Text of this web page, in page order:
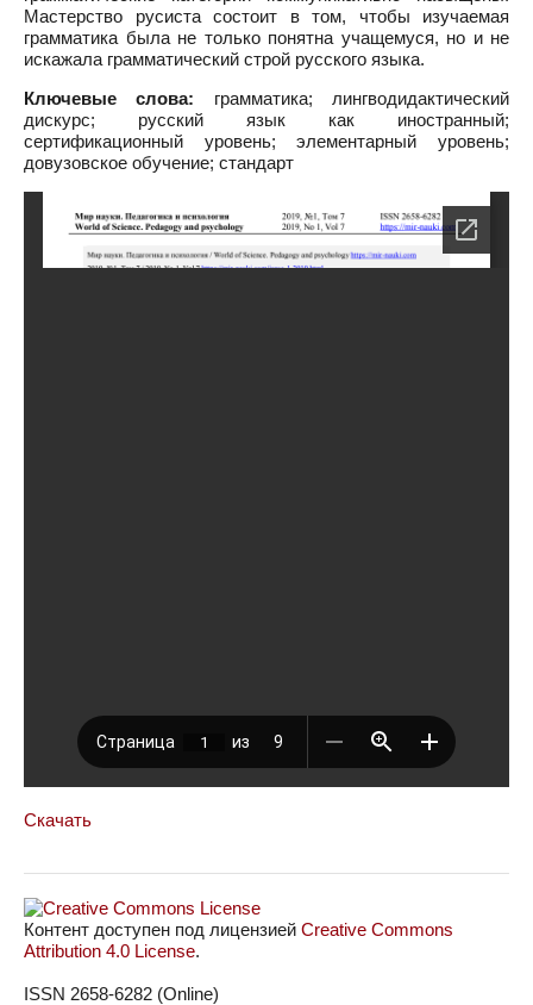
Мастерство русиста состоит в том, чтобы изучаемая
грамматика была не только понятна учащемуся, но и не
искажала грамматический строй русского языка.
Ключевые слова: грамматика; лингводидактический
дискурс; русский язык как иностранный;
сертификационный уровень; элементарный уровень;
довузовское обучение; стандарт
Скачать
Контент доступен под лицензией Creative Commons
Attribution 4.0 License.
ISSN 2658-6282 (Online)